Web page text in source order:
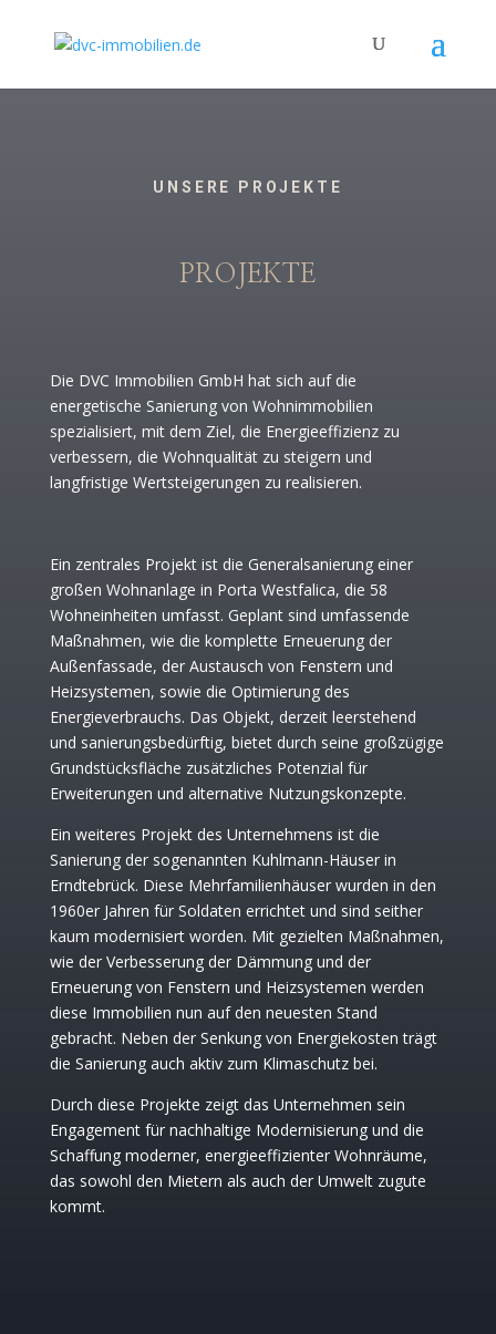
UNSERE PROJEKTE
PROJEKTE
Die DVC Immobilien GmbH hat sich auf die
energetische Sanierung von Wohnimmobilien
spezialisiert, mit dem Ziel, die Energieeffizienz zu
verbessern, die Wohnqualität zu steigern und
langfristige Wertsteigerungen zu realisieren.
Ein zentrales Projekt ist die Generalsanierung einer
großen Wohnanlage in Porta Westfalica, die 58
Wohneinheiten umfasst. Geplant sind umfassende
Maßnahmen, wie die komplette Erneuerung der
Außenfassade, der Austausch von Fenstern und
Heizsystemen, sowie die Optimierung des
Energieverbrauchs. Das Objekt, derzeit leerstehend
und sanierungsbedürftig, bietet durch seine großzügige
Grundstücksfläche zusätzliches Potenzial für
Erweiterungen und alternative Nutzungskonzepte.
Ein weiteres Projekt des Unternehmens ist die
Sanierung der sogenannten Kuhlmann-Häuser in
Erndtebrück. Diese Mehrfamilienhäuser wurden in den
1960er Jahren für Soldaten errichtet und sind seither
kaum modernisiert worden. Mit gezielten Maßnahmen,
wie der Verbesserung der Dämmung und der
Erneuerung von Fenstern und Heizsystemen werden
diese Immobilien nun auf den neuesten Stand
gebracht. Neben der Senkung von Energiekosten trägt
die Sanierung auch aktiv zum Klimaschutz bei.
Durch diese Projekte zeigt das Unternehmen sein
Engagement für nachhaltige Modernisierung und die
Schaffung moderner, energieeffizienter Wohnräume,
das sowohl den Mietern als auch der Umwelt zugute
kommt.